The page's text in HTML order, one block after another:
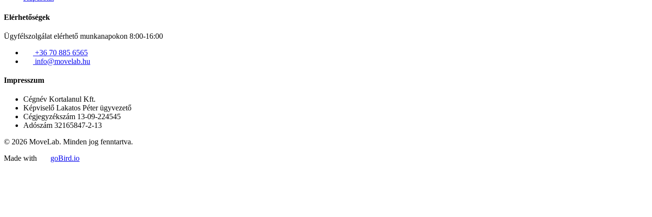
Elérhetőségek
Ügyfélszolgálat elérhető munkanapokon 8:00-16:00
+36 70 885 6565
info@movelab.hu
Impresszum
Cégnév Kortalanul Kft.
Képviselő Lakatos Péter ügyvezető
Cégjegyzékszám 13-09-224545
Adószám 32165847-2-13
© 2026 MoveLab. Minden jog fenntartva.
Made with
goBird.io